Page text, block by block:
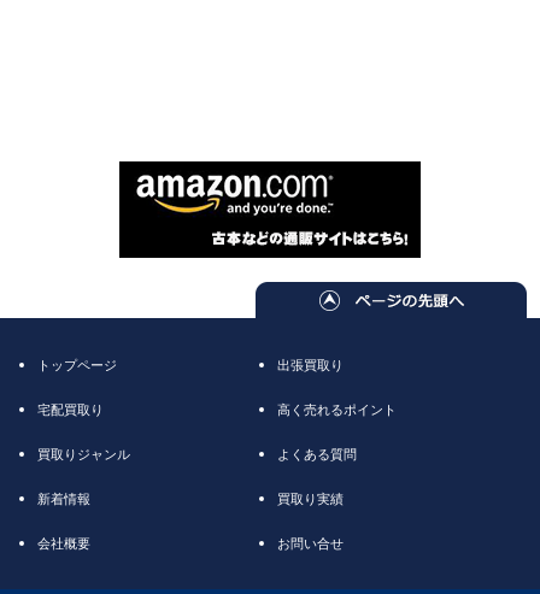
トップページ 出張買取り
宅配買取り 高く売れるポイント
買取りジャンル よくある質問
新着情報 買取り実績
会社概要 お問い合せ